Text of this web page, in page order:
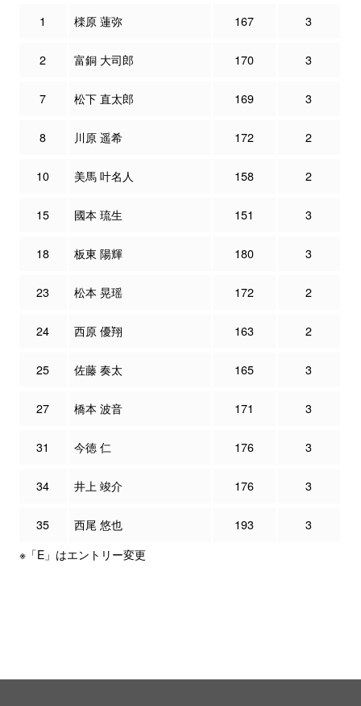
1 檪原 蓮弥 167 3
2 富銅 大司郎 170 3
7 松下 直太郎 169 3
8 川原 遥希 172 2
10 美馬 叶名人 158 2
15 國本 琉生 151 3
18 板東 陽輝 180 3
23 松本 晃瑶 172 2
24 西原 優翔 163 2
25 佐藤 奏太 165 3
27 橋本 波音 171 3
31 今徳 仁 176 3
34 井上 竣介 176 3
35 西尾 悠也 193
3
※「E」はエントリー変更